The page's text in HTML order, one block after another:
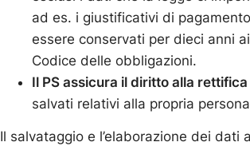
ad es. i giustificativi di
essere conservati per dieci anni
Codice delle obbligazioni.
Il PS assicura il diritto alla rettifica
salvati relativi alla propria
Il salvataggio e l’elaborazione dei dati